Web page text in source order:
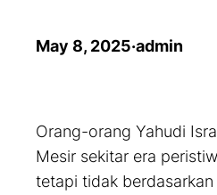
May 8, 2025·admin
Orang-orang Yahudi
Mesir sekitar era
tetapi tidak